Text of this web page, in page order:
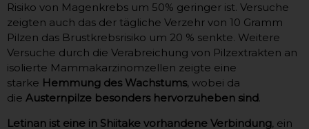
Risiko von Magenkrebs um 50% geringer ist. Versuche
zeigten auch das der tägliche Verzehr von 10 Gramm
Pilzen das Brustkrebsrisiko um 20 % senkte. Weitere
Versuche durch die Verabreichung von Pilzextrakten an
isolierte Mammakarzinomzellen zeigte eine
starke Hemmung des Wachstums, wobei da
die Austernpilze besonders hervorzuheben sind.
Letinan ist eine in Shiitake vorhandene Verbindung, ein